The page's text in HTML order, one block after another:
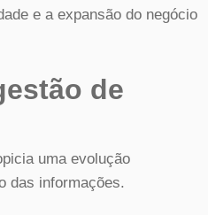
e a expansão do negócio
de
uma evolução
das informações.